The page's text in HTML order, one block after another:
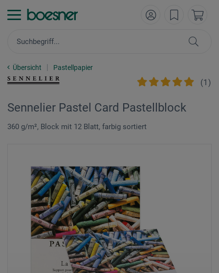
Übersicht Pastellpapier
(1 )
Sennelier Pastel Card Pastellblock
360 g/m², Block mit 12 Blatt, farbig sortiert